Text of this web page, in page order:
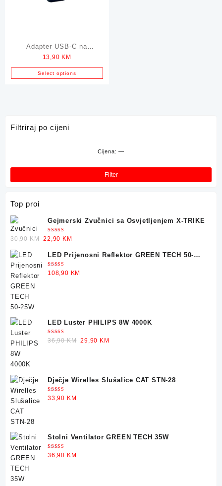
Adapter USB-C na
Lightning MAXLIFE
13,90 KM
Select options
Filtriraj po cijeni
Filter
Cijena:—
Top proi
Gejmerski Zvučnici sa Osvjetljenjem X-TRIKE
Ocjenjeno
5.00
od 5
30,90KM Original
was:
30,90 KM.
22,90 KM
is:
22,90 KM.
LED Prijenosni Reflektor GREEN TECH 50-
25W
Ocjenjeno
5.00od 5
108,90 KM
LED Luster PHILIPS 8W 4000K
Ocjenjeno
5.00 od 5
36,90KM Original
29,90 KM
Dječje Wirelles Slušalice CAT STN-28
Ocjenjeno
5.00od 5
33,90 KM
Stolni Ventilator GREEN TECH 35W
Ocjenjeno
5.00 od 5
36,90 KM